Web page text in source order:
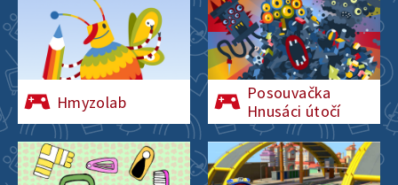
Hmyzolab
Posouvačka
Hnusáci útočí